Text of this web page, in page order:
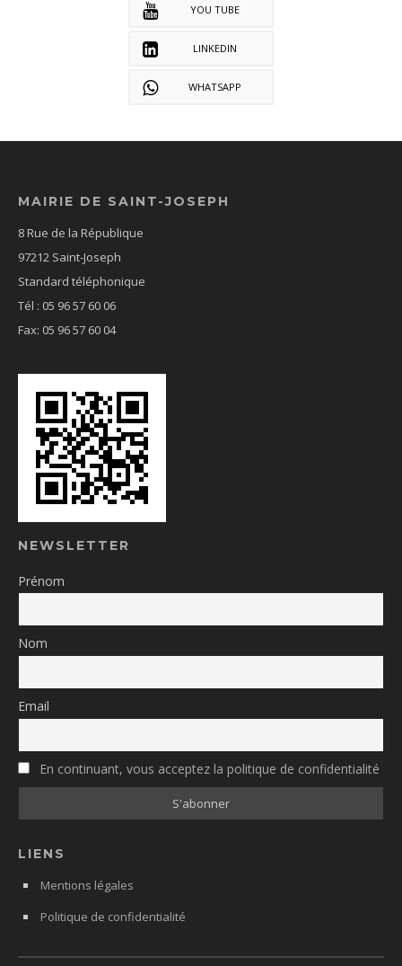
YOU TUBE
LINKEDIN
WHATSAPP
MAIRIE DE SAINT-JOSEPH
8 Rue de la République
97212 Saint-Joseph
Standard téléphonique
Tél : 05 96 57 60 06
Fax: 05 96 57 60 04
NEWSLETTER
Prénom
Nom
Email
En continuant, vous acceptez la politique de confidentialité
LIENS
Mentions légales
Politique de confidentialité